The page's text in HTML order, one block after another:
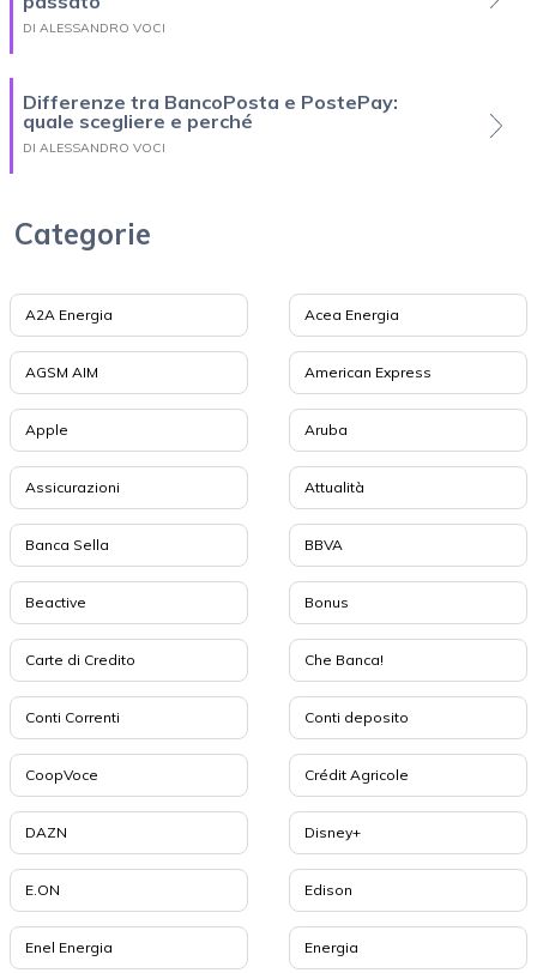
DI ALESSANDRO VOCI
Differenze tra BancoPosta e PostePay:
quale scegliere e perché
DI ALESSANDRO VOCI
Categorie
A2A Energia Acea Energia
AGSM AIM American Express
Apple Aruba
Assicurazioni Attualità
Banca Sella BBVA
Beactive Bonus
Carte di Credito Che Banca!
Conti Correnti Conti deposito
CoopVoce Crédit Agricole
DAZN Disney+
E.ON Edison
Enel Energia Energia